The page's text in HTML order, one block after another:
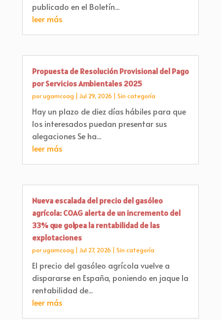
publicado en el Boletín...
leer más
Propuesta de Resolución Provisional del Pago
por Servicios Ambientales 2025
porugamcoag Jul 29, 2026 Sin categoría
Hay un plazo de diez días hábiles para que
los interesados puedan presentar sus
alegaciones Se ha...
leer más
Nueva escalada del precio del gasóleo
agrícola: COAG alerta de un incremento del
33% que golpea la rentabilidad de las
explotaciones
porugamcoag Jul 27, 2026 Sin categoría
El precio del gasóleo agrícola vuelve a
dispararse en España, poniendo en jaque la
rentabilidad de...
leer más